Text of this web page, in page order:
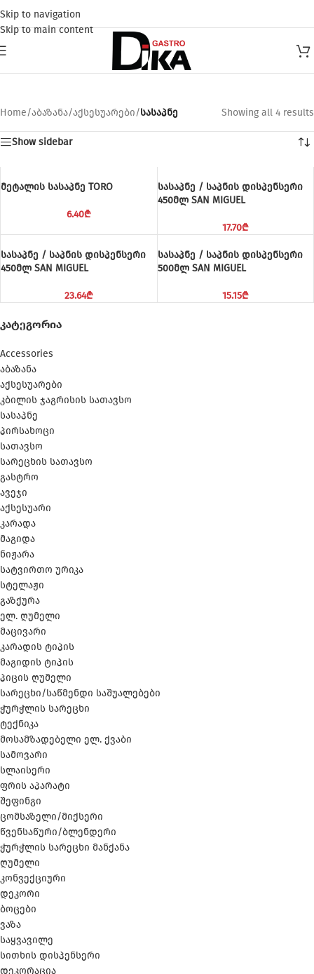
Skip to navigation
Skip to main content
ᲙᲐᲢᲔᲒᲝᲠᲘᲐ
Accessories
აბაზანა
აქსესუარები
კბილის ჯაგრისის სათავსო
სასაპნე
პირსახოცი
სათავსო
სარეცხის სათავსო
გასტრო
ავეჯი
აქსესუარი
კარადა
მაგიდა
ნიჟარა
სატვირთო ურიკა
სტელაჟი
გაზქურა
ელ. ღუმელი
მაცივარი
კარადის ტიპის
მაგიდის ტიპის
პიცის ღუმელი
სარეცხი/საწმენდი საშუალებები
ჭურჭლის სარეცხი
ტექნიკა
მოსამზადებელი ელ. ქვაბი
სამოვარი
სლაისერი
ფრის აპარატი
შეფინგი
ცომსაზელი/მიქსერი
წვენსაწური/ბლენდერი
ჭურჭლის სარეცხი მანქანა
ღუმელი
კონვექციური
დეკორი
ბოცები
ვაზა
საყვავილე
სითხის დისპენსერი
დეკორაცია
Home/აბაზანა/აქსესუარები/სასაპნე Showing all 4 results
Show sidebar
მეტალის სასაპნე TORO
6.40₾
სასაპნე / საპნის დისპენსერი
450მლ SAN MIGUEL
17.70₾
სასაპნე / საპნის დისპენსერი
450მლ SAN MIGUEL
23.64₾
სასაპნე / საპნის დისპენსერი
500მლ SAN MIGUEL
15.15₾